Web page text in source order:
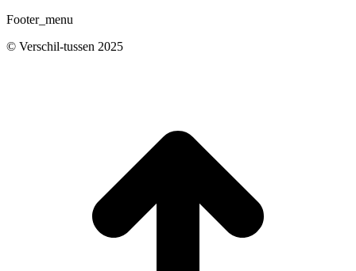
Footer_menu
© Verschil-tussen 2025